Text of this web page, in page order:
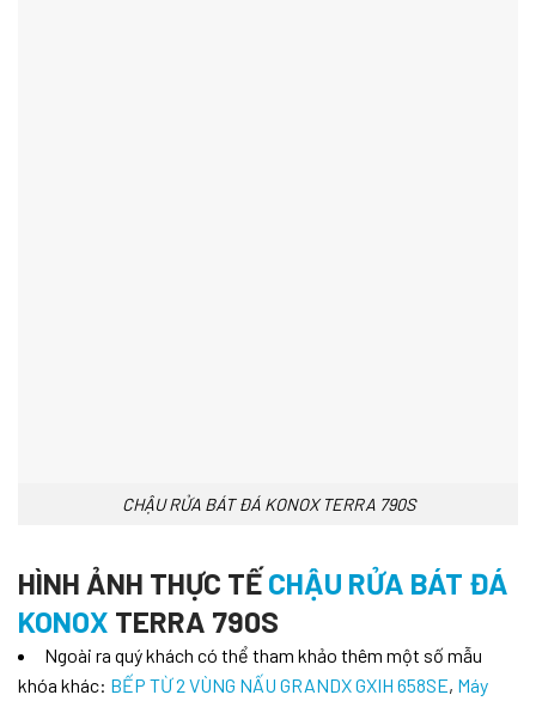
CHẬU RỬA BÁT ĐÁ KONOX TERRA 790S
HÌNH ẢNH THỰC TẾ CHẬU RỬA BÁT ĐÁ
KONOX TERRA 790S
Ngoài ra quý khách có thể tham khảo thêm một số mẫu
khóa khác: BẾP TỪ 2 VÙNG NẤU GRANDX GXIH 658SE, Máy